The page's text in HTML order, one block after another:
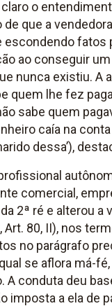
o
de que a
escondendo fatos
ao conseguir
nunca existiu. A
quem lhe fez
sabe quem
caía na
dessa’),
comercial,
2ª ré e alterou a
Art. 80, II), nos
no parágrafo
se aflora má-
A conduta deu
imposta a ela de